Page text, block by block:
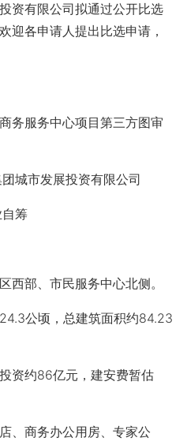
有限公司拟通过公开比选
迎各申请人提出比选申请，
服务中心项目第三方图审
城市发展投资有限公司
筹
部、市民服务中心北侧。
公顷，总建筑面积约84.23
约86亿元，建安费暂估
商务办公用房、专家公